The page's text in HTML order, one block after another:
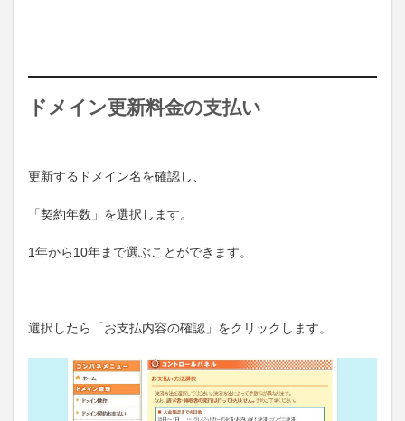
ドメイン更新料金の支払い
更新するドメイン名を確認し、
「契約年数」を選択します。
1年から10年まで選ぶことができます。
選択したら「お支払内容の確認」をクリックします。